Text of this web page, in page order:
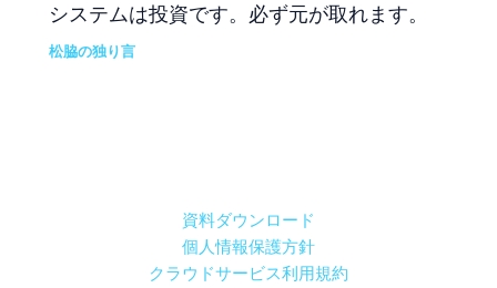
システムは投資です。必ず元が取れます。
松脇の独り言
資料ダウンロード
個人情報保護方針
クラウドサービス利用規約